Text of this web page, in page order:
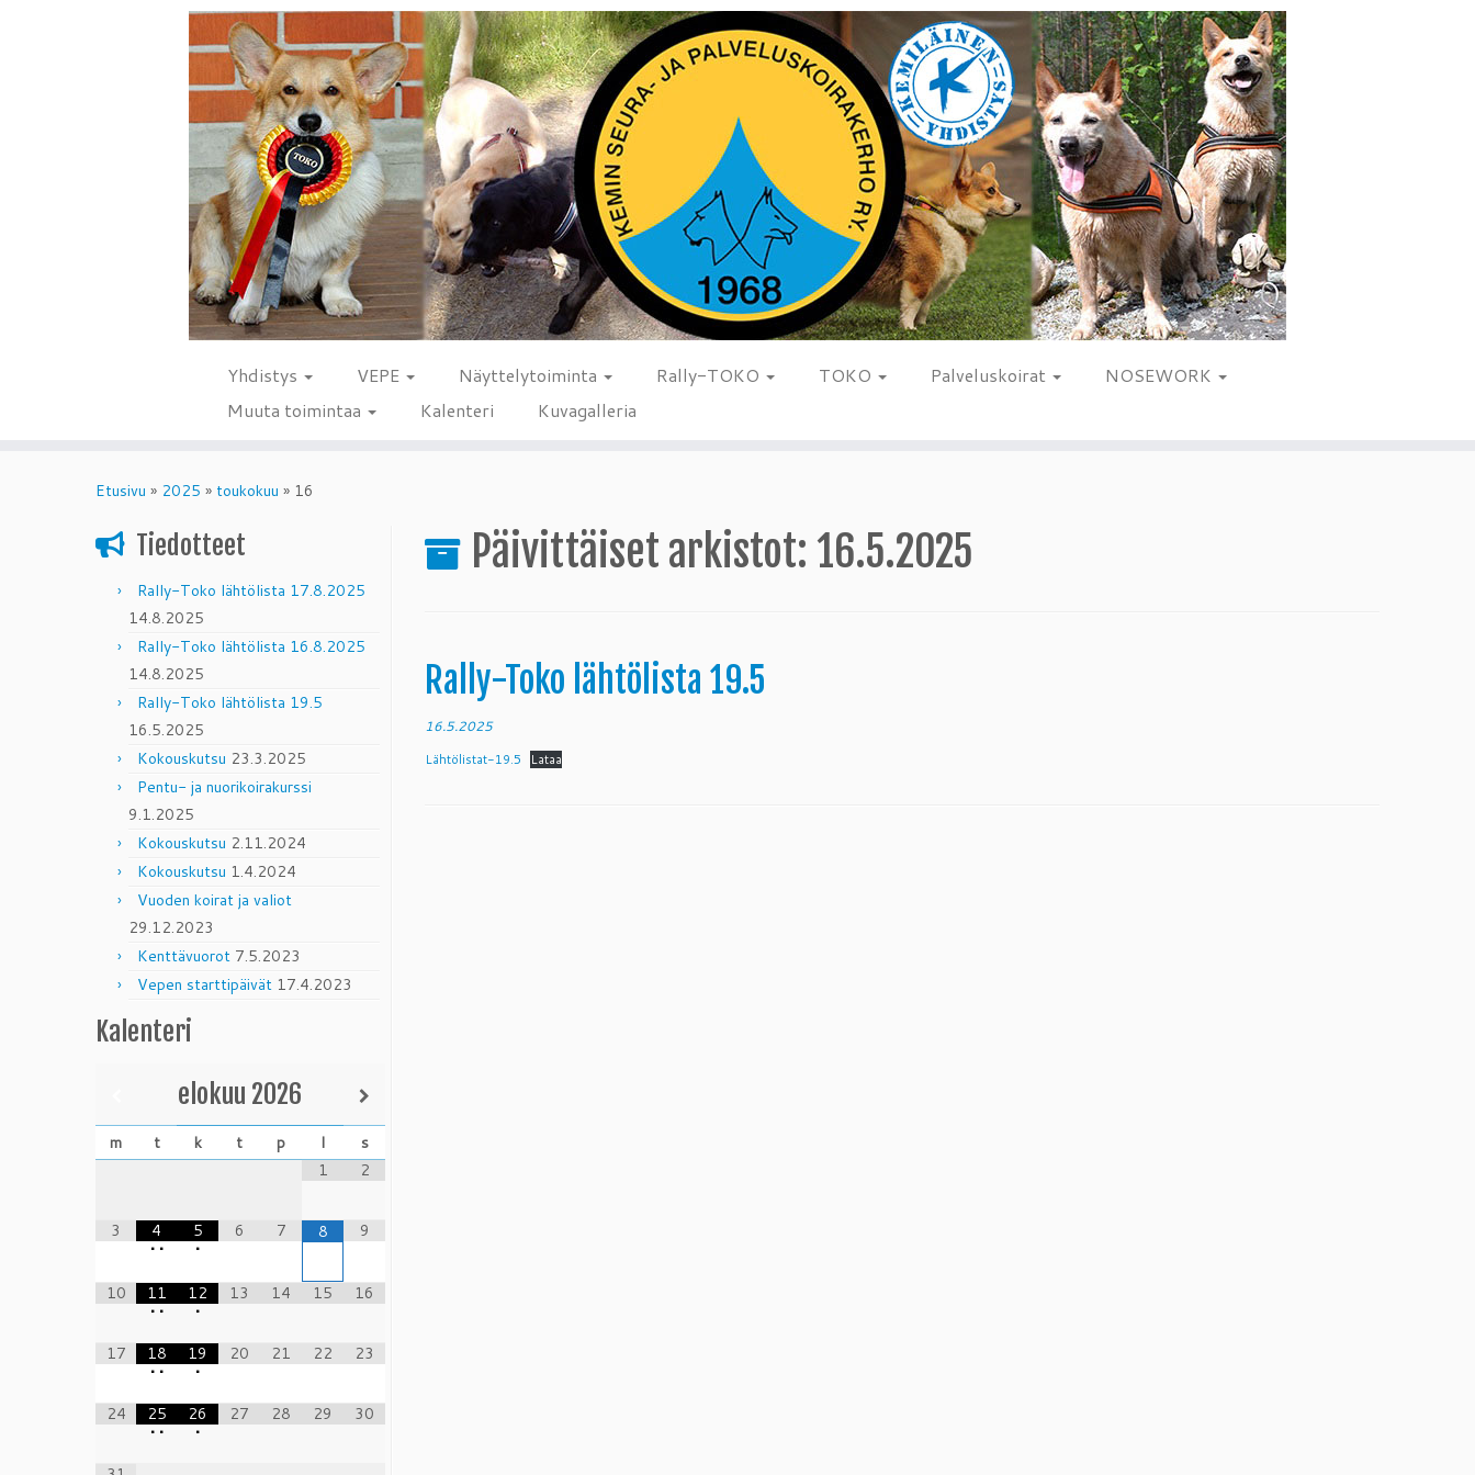
Yhdistys VEPE Näyttelytoiminta Rally-TOKO TOKO Palveluskoirat
NOSEWORK
Muuta toimintaa
Kalenteri Kuvagalleria
Etusivu » 2025 » toukokuu » 16
Tiedotteet
Rally-Toko lähtölista 17.8.2025
14.8.2025
Rally-Toko lähtölista 16.8.2025
14.8.2025
Rally-Toko lähtölista 19.5
16.5.2025
Kokouskutsu 23.3.2025
Pentu- ja nuorikoirakurssi
9.1.2025
Kokouskutsu 2.11.2024
Kokouskutsu 1.4.2024
Vuoden koirat ja valiot
29.12.2023
Kenttävuorot 7.5.2023
Vepen starttipäivät 17.4.2023
Kalenteri
elokuu 2026
m t k t p l
s
1
2
3
4
• •
5
•
6 7 8 9
10
11
• •
12
•
13 14 15 16
17
18
• •
19
•
20 21 22 23
24
25
• •
26
•
27 28 29 30
Päivittäiset arkistot: 16.5.2025
Rally-Toko lähtölista 19.5
16.5.2025
Lähtölistat-19.5 Lataa